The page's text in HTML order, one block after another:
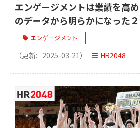
エンゲージメントは業績を高
のデータから明らかになった
エンゲージメント
（更新： 2025-03-21） HR2048